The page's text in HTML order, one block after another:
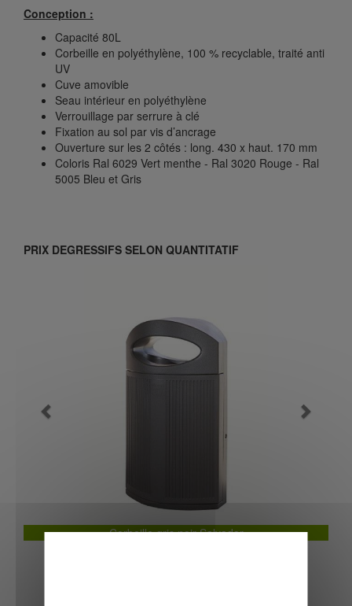
Conception :
Capacité 80L
Corbeille en polyéthylène, 100 % recyclable, traité anti
UV
Cuve amovible
Seau intérieur en polyéthylène
Verrouillage par serrure à clé
Fixation au sol par vis d’ancrage
Ouverture sur les 2 côtés : long. 430 x haut. 170 mm
Coloris Ral 6029 Vert menthe - Ral 3020 Rouge - Ral
5005 Bleu et Gris
PRIX DEGRESSIFS SELON QUANTITATIF
Corbeille gris noir Salvador